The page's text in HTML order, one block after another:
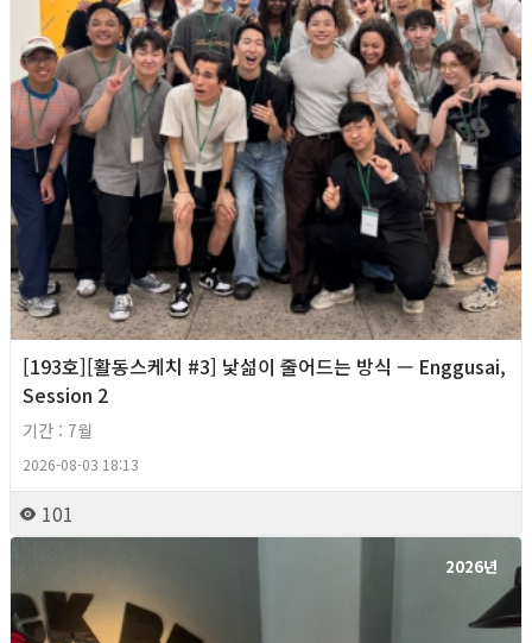
[193호][활동스케치 #3] 낯섦이 줄어드는 방식 — Enggusai,
Session 2
기간 : 7월
2026-08-03 18:13
101
2026년